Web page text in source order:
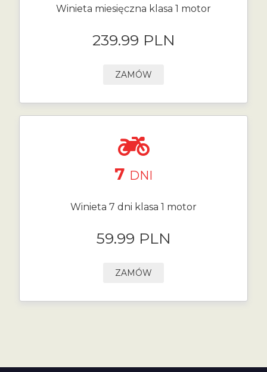
Winieta miesięczna klasa 1 motor
239.99 PLN
ZAMÓW
7 DNI
Winieta 7 dni klasa 1 motor
59.99 PLN
ZAMÓW